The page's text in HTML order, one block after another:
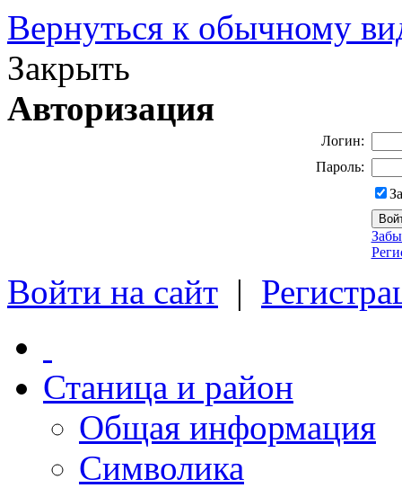
Вернуться к обычному
Закрыть
Авторизация
Логин:
Пароль:
Войти на сайт |
Станица и район
Общая информация
Символика